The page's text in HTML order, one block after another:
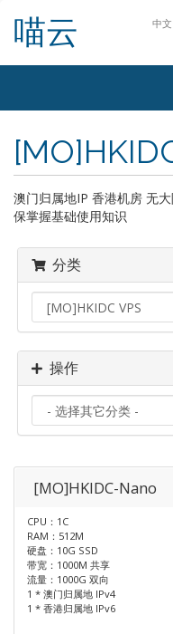
中文
喵云
澳门归属地IP 香港机房 无
保掌握基础使用知识
分类
操作
[MO]HKIDC-Nano
CPU：1C
RAM：512M
硬盘：10G SSD
带宽：1000M 共享
流量：1000G 双向
1 * 澳门归属地 IPv4
1 * 香港归属地 IPv6